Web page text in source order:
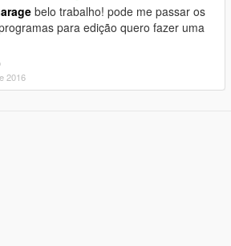
belo trabalho! pode me passar os
para edição quero fazer uma
2016